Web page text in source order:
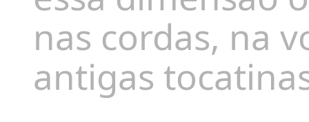
nas cordas, na
antigas